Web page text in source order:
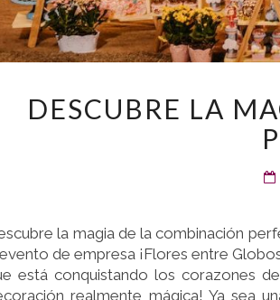
DESCUBRE LA
la magia de la combinación
de empresa ¡Flores entre
está conquistando los corazones
realmente mágica! Ya sea